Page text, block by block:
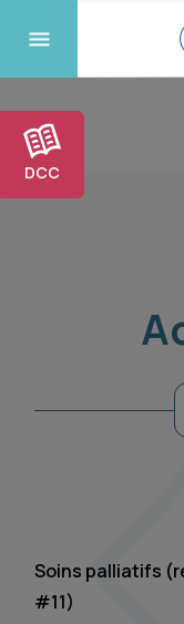
DCC
Soins palliatifs
#11)